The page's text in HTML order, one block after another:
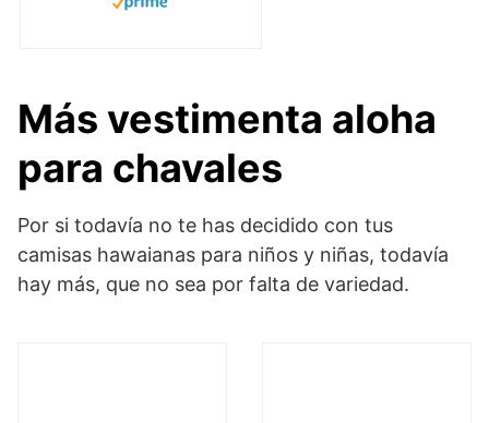
Más vestimenta aloha
para chavales
Por si todavía no te has decidido con tus
camisas hawaianas para niños y niñas, todavía
hay más, que no sea por falta de variedad.